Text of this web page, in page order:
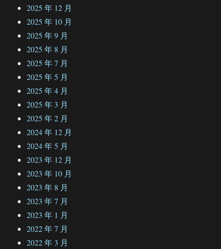
2025 年 12 月
2025 年 10 月
2025 年 9 月
2025 年 8 月
2025 年 7 月
2025 年 5 月
2025 年 4 月
2025 年 3 月
2025 年 2 月
2024 年 12 月
2024 年 5 月
2023 年 12 月
2023 年 10 月
2023 年 8 月
2023 年 7 月
2023 年 1 月
2022 年 7 月
2022 年 3 月